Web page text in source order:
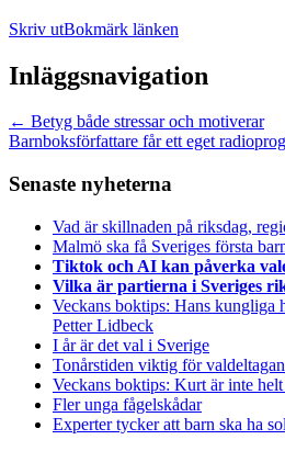
Skriv utBokmärk länken
Inläggsnavigation
← Betyg både stressar och motiverar
Barnboksförfattare får ett eget
Senaste nyheterna
Vad är skillnaden på riksdag,
Malmö ska få Sveriges första
Tiktok och AI kan påverka
Vilka är partierna i Sveriges
Veckans boktips: Hans kungliga
Petter Lidbeck
I år är det val i Sverige
Tonårstiden viktig för
Veckans boktips: Kurt är inte
Fler unga fågelskådar
Experter tycker att barn ska ha